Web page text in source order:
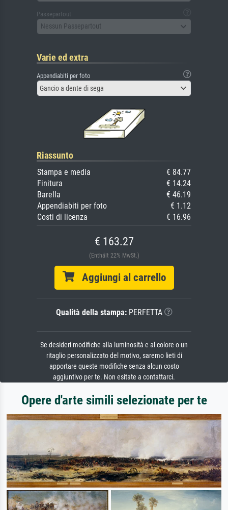
Passepartout
Nessun Passepartout
Varie ed extra
Appendiabiti per foto
Gancio a dente di sega
Riassunto
Stampa e media
€ 84.77
Finitura
€ 14.24
Barella
€ 46.19
Appendiabiti per foto
€ 1.12
Costi di licenza
€ 16.96
€ 163.27
(Enthält 22% MwSt.)
Aggiungi al carrello
Qualità della stampa:PERFETTA
Se desideri modifiche alla luminosità e al colore o un
ritaglio personalizzato del motivo, saremo lieti di
apportare queste modifiche senza alcun costo
aggiuntivo per te. Non esitate a contattarci.
Opere d'arte simili selezionate per te